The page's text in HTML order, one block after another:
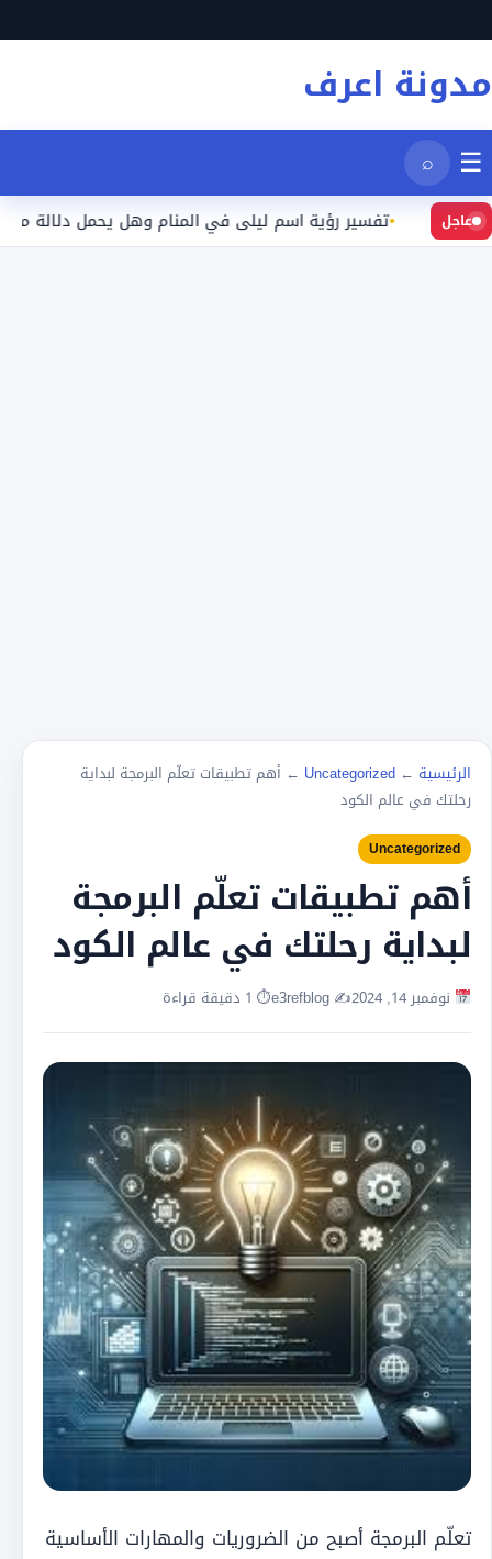
إلى
المحتوى
مدونة اعرف
☰
⌕
عاجل تفسير رؤية اسم ليلى في المنام وهل يحمل دلالة محددة؟
الرئيسية ←
Uncategorized
← أهم تطبيقات تعلّم البرمجة لبداية
رحلتك في عالم الكود
Uncategorized
أهم تطبيقات تعلّم البرمجة
لبداية رحلتك في عالم الكود
نوفمبر 14, 2024 ✍️ e3refblog ⏱ 1 دقيقة قراءة
تعلّم البرمجة أصبح من الضروريات والمهارات الأساسية